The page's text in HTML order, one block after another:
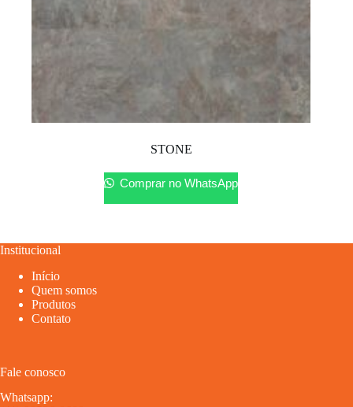
STONE
Comprar no WhatsApp
Institucional
Início
Quem somos
Produtos
Contato
Fale conosco
Whatsapp: